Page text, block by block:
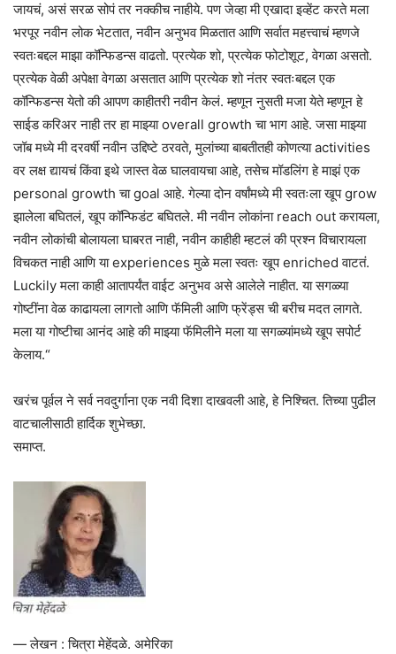
जायचं, असं सरळ सोपं तर नक्कीच नाहीये. पण जेव्हा मी एखादा इव्हेंट करते मला
भरपूर नवीन लोक भेटतात, नवीन अनुभव मिळतात आणि सर्वात महत्त्वाचं म्हणजे
स्वतःबद्दल माझा कॉन्फिडन्स वाढतो. प्रत्येक शो, प्रत्येक फोटोशूट, वेगळा असतो.
प्रत्येक वेळी अपेक्षा वेगळा असतात आणि प्रत्येक शो नंतर स्वतःबद्दल एक
कॉन्फिडन्स येतो की आपण काहीतरी नवीन केलं. म्हणून नुसती मजा येते म्हणून हे
साईड करिअर नाही तर हा माझ्या overall growth चा भाग आहे. जसा माझ्या
जॉब मध्ये मी दरवर्षी नवीन उद्दिष्टे ठरवते, मुलांच्या बाबतीतही कोणत्या activities
वर लक्ष द्यायचं किंवा इथे जास्त वेळ घालवायचा आहे, तसेच मॉडलिंग हे माझं एक
personal growth चा goal आहे. गेल्या दोन वर्षांमध्ये मी स्वतःला खूप grow
झालेला बघितलं, खूप कॉन्फिडंट बघितले. मी नवीन लोकांना reach out करायला,
नवीन लोकांची बोलायला घाबरत नाही, नवीन काहीही म्हटलं की प्रश्न विचारायला
विचकत नाही आणि या experiences मुळे मला स्वतः खूप enriched वाटतं.
Luckily मला काही आतापर्यंत वाईट अनुभव असे आलेले नाहीत. या सगळ्या
गोष्टींना वेळ काढायला लागतो आणि फॅमिली आणि फ्रेंड्स ची बरीच मदत लागते.
मला या गोष्टीचा आनंद आहे की माझ्या फॅमिलीने मला या सगळ्यांमध्ये खूप सपोर्ट
केलाय.“
खरंच पूर्वल ने सर्व नवदुर्गाना एक नवी दिशा दाखवली आहे, हे निश्चित. तिच्या पुढील
वाटचालीसाठी हार्दिक शुभेच्छा.
समाप्त.
— लेखन : चित्रा मेहेंदळे. अमेरिका